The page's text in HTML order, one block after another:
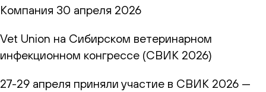
Компания 30 апреля 2026
Vet Union на Сибирском ветеринарном
инфекционном конгрессе (СВИК 2026)
27-29 апреля приняли участие в СВИК 2026 —